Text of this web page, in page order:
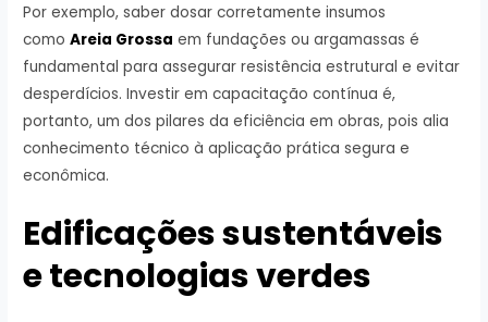
Por exemplo, saber dosar corretamente insumos
comoAreia Grossa em fundações ou argamassas é
fundamental para assegurar resistência estrutural e evitar
desperdícios. Investir em capacitação contínua é,
portanto, um dos pilares da eficiência em obras, pois alia
conhecimento técnico à aplicação prática segura e
econômica.
Edificações sustentáveis
e tecnologias verdes